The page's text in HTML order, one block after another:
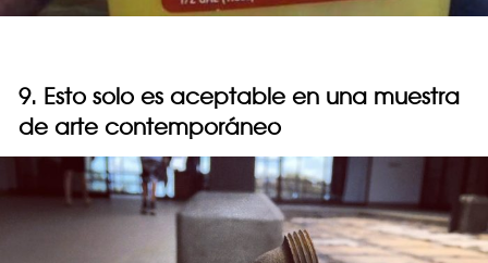
9. Esto solo es aceptable en una muestra
de arte contemporáneo